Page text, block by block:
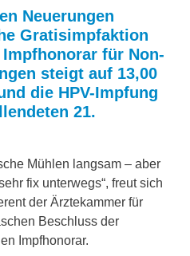
Neuerungen
Gratisimpfaktion
für Non-
steigt auf 13,00
die HPV-Impfung
21.
Mühlen langsam – aber
fix unterwegs“, freut sich
der Ärztekammer für
Beschluss der
Impfhonorar.